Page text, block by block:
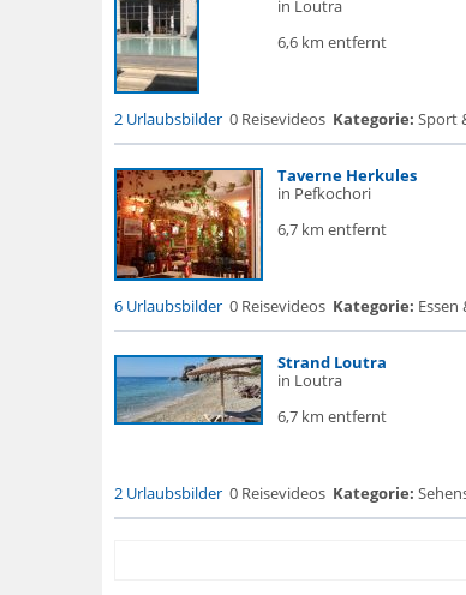
in Loutra
6,6 km entfernt
2 Urlaubsbilder 0 Reisevideos Kategorie: Sport
Taverne Herkules
in Pefkochori
6,7 km entfernt
6 Urlaubsbilder 0 Reisevideos Kategorie:
Strand Loutra
in Loutra
6,7 km entfernt
2 Urlaubsbilder 0 Reisevideos Kategorie: